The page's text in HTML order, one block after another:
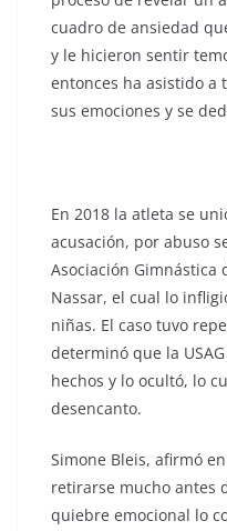
cuadro de ansiedad
y le hicieron sentir
entonces ha asistido a
sus emociones y se
En 2018 la atleta se
acusación, por abuso
Asociación Gimnástica
Nassar, el cual lo
niñas. El caso tuvo
determinó que la
hechos y lo ocultó, lo
desencanto.
Simone Bleis, afirmó
retirarse mucho antes
quiebre emocional lo